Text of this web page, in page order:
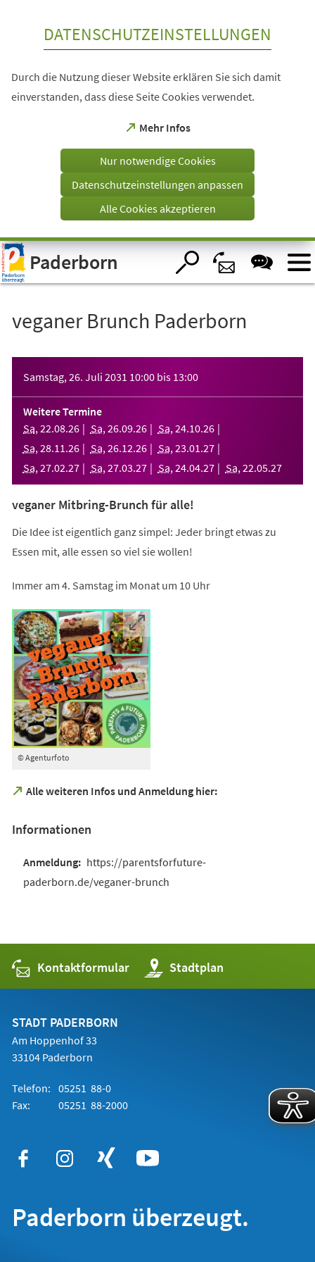
Visuelle
Assistenzsoftware
öffnen.
DATENSCHUTZEINSTELLUNGEN
Durch die Nutzung dieser Website erklären Sie sich damit
einverstanden, dass diese Seite Cookies verwendet.
Mehr Infos
(Öffnet
einem
Tab)
Nur notwendige Cookies
Datenschutzeinstellungen anpassen
Alle Cookies akzeptieren
Paderborn
veganer Brunch Paderborn
Samstag, 26. Juli 2031 10:00 bis 13:00
Weitere Termine
Sa, 22.08.26 Sa, 26.09.26 Sa, 24.10.26
Sa, 28.11 .26 Sa, 26.12.26 Sa, 23.01 .27
Sa, 27.02.27 Sa, 27.03.27 Sa, 24.04.27 Sa, 22.05.27
veganer Mitbring-Brunch für alle!
Die Idee ist eigentlich ganz simpel: Jeder bringt etwas zu
Essen mit, alle essen so viel sie wollen!
Immer am 4. Samstag im Monat um 10 Uhr
© Agenturfoto
Alle weiteren Infos und Anmeldung hier:
(Öffnet
neuen
Informationen
https://parentsforfuture-
paderborn.de/veganer-brunch
Kontaktformular Stadtplan
(Öffnet
in
einem
STADT PADERBORN
Am Hoppenhof 33
33104 Paderborn
Telefon: 05251 88-0
Fax:
05251 88-2000
Paderborn überzeugt.